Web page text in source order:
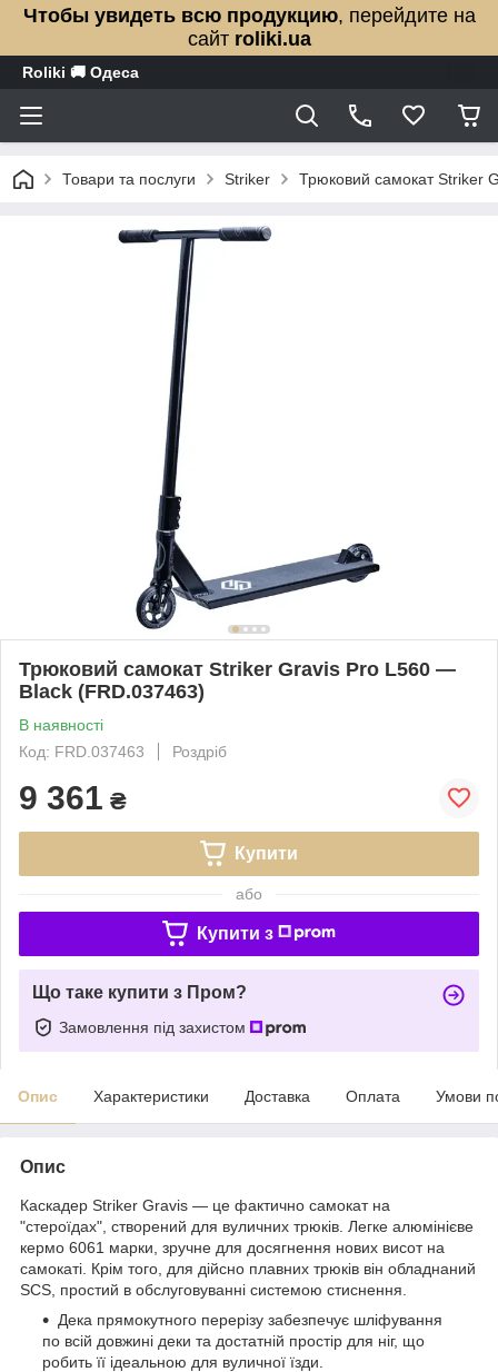
Чтобы увидеть всю продукцию, перейдите на
сайт roliki.ua
Roliki 🚚 Одеса
Товари та послуги Striker Трюковий самокат Striker
Трюковий самокат Striker Gravis Pro L560 —
Black (FRD.037463)
В наявності
Код: FRD.037463
Роздріб
9 361 ₴
Купити
або
Купити з
Що таке купити з Пром?
Замовлення під захистом
Опис Характеристики Доставка Оплата Умови
Опис
Каскадер Striker Gravis — це фактично самокат на
"стероїдах", створений для вуличних трюків. Легке алюмінієве
кермо 6061 марки, зручне для досягнення нових висот на
самокаті. Крім того, для дійсно плавних трюків він обладнаний
SCS, простий в обслуговуванні системою стиснення.
Дека прямокутного перерізу забезпечує шліфування
по всій довжині деки та достатній простір для ніг, що
робить її ідеальною для вуличної їзди.